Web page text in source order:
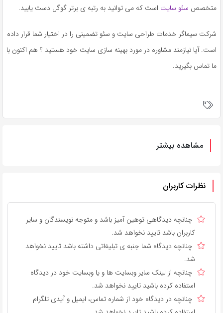
متخصص سئو سایت است که می توانید به رتبه ی برتر گوگل دست یابید.
شرکت سیماگر خدمات طراحی سایت و سئو تضمینی را در اختیار شما قرار داده
است. آیا نیازمند مشاوره در مورد بهینه سازی سایت خود هستید ؟ هم اکنون با
ما تماس بگیرید.
مشاهده بیشتر
نظرات کاربران
چنانچه دیدگاهی توهین آمیز باشد و متوجه نویسندگان و سایر
کاربران باشد تایید نخواهد شد.
چنانچه دیدگاه شما جنبه ی تبلیغاتی داشته باشد تایید نخواهد
شد.
چنانچه از لینک سایر وبسایت ها و یا وبسایت خود در دیدگاه
استفاده کرده باشید تایید نخواهد شد.
چنانچه در دیدگاه خود از شماره تماس، ایمیل و آیدی تلگرام